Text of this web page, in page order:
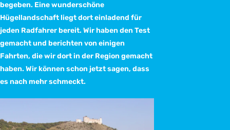
begeben. Eine wunderschöne
Hügellandschaft liegt dort einladend für
jeden Radfahrer bereit. Wir haben den Test
gemacht und berichten von einigen
Fahrten, die wir dort in der Region gemacht
haben. Wir können schon jetzt sagen, dass
es nach mehr schmeckt.